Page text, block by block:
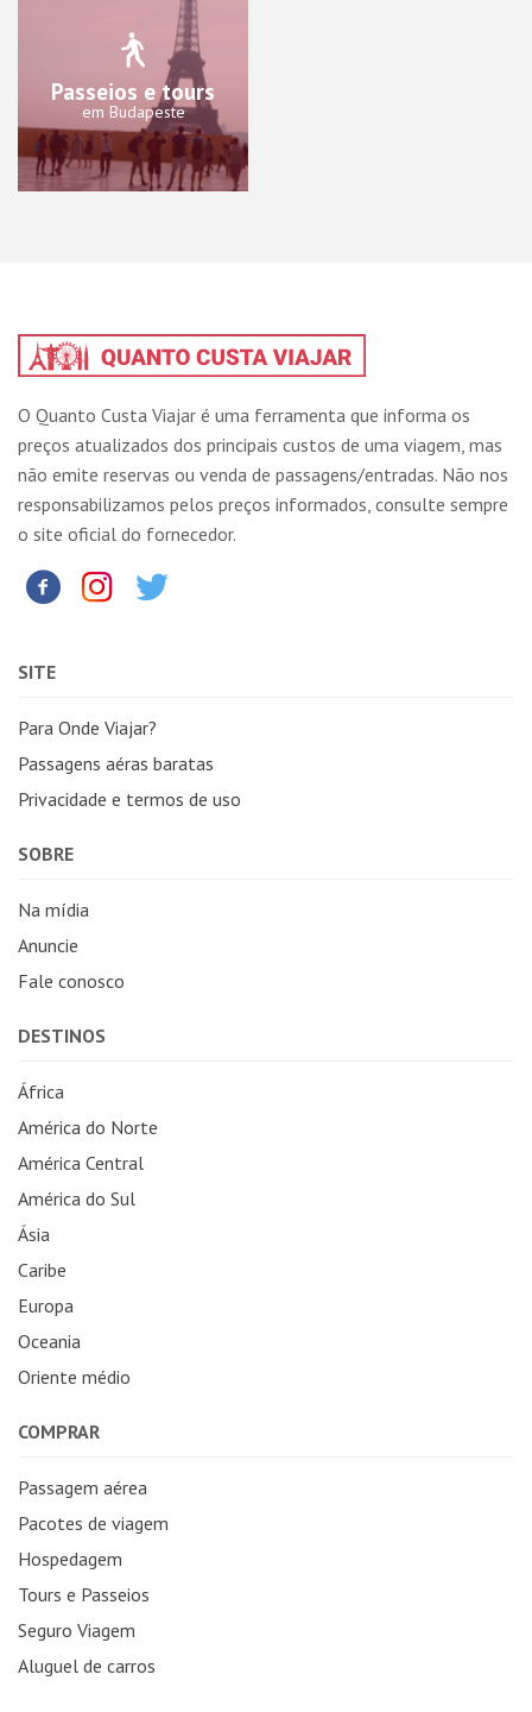
Passeios e tours
em Budapeste
O Quanto Custa Viajar é uma ferramenta que informa os
preços atualizados dos principais custos de uma viagem, mas
não emite reservas ou venda de passagens/entradas. Não nos
responsabilizamos pelos preços informados, consulte sempre
o site oficial do fornecedor.
SITE
Para Onde Viajar?
Passagens aéras baratas
Privacidade e termos de uso
SOBRE
Na mídia
Anuncie
Fale conosco
DESTINOS
África
América do Norte
América Central
América do Sul
Ásia
Caribe
Europa
Oceania
Oriente médio
COMPRAR
Passagem aérea
Pacotes de viagem
Hospedagem
Tours e Passeios
Seguro Viagem
Aluguel de carros